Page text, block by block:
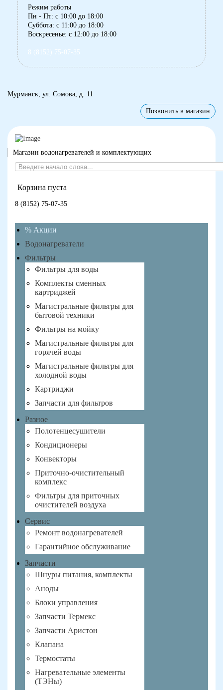
Режим работы
Пн - Пт: с 10:00 до 18:00
Суббота: с 11:00 до 18:00
Воскресенье: с 12:00 до 18:00
8 (8152) 75-07-35
Мурманск, ул. Сомова, д. 11
Позвонить в магазин
Магазин водонагревателей и комплектующих
Корзина пуста
8 (8152) 75-07-35
% Акции
Водонагреватели
Фильтры
Фильтры для воды
Комплекты сменных
картриджей
Магистральные фильтры для
бытовой техники
Фильтры на мойку
Магистральные фильтры для
горячей воды
Магистральные фильтры для
холодной воды
Картриджи
Запчасти для фильтров
Разное
Полотенцесушители
Кондиционеры
Конвекторы
Приточно-очистительный
комплекс
Фильтры для приточных
очистителей воздуха
Сервис
Ремонт водонагревателей
Гарантийное обслуживание
Запчасти
Шнуры питания, комплекты
Аноды
Блоки управления
Запчасти Термекс
Запчасти Аристон
Клапана
Термостаты
Нагревательные элементы
(ТЭНы)